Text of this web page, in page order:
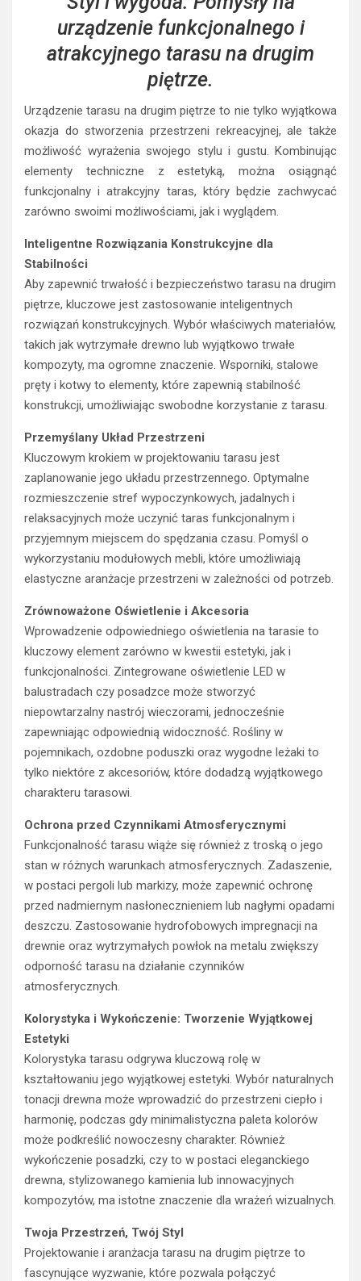
urządzenie funkcjonalnego i
atrakcyjnego tarasu na drugim
piętrze.
Urządzenie tarasu na drugim piętrze to nie tylko wyjątkowa
okazja do stworzenia przestrzeni rekreacyjnej, ale także
możliwość wyrażenia swojego stylu i gustu. Kombinując
elementy techniczne z estetyką, można osiągnąć
funkcjonalny i atrakcyjny taras, który będzie zachwycać
zarówno swoimi możliwościami, jak i wyglądem.
Inteligentne Rozwiązania Konstrukcyjne dla
Stabilności
Aby zapewnić trwałość i bezpieczeństwo tarasu na drugim
piętrze, kluczowe jest zastosowanie inteligentnych
rozwiązań konstrukcyjnych. Wybór właściwych materiałów,
takich jak wytrzymałe drewno lub wyjątkowo trwałe
kompozyty, ma ogromne znaczenie. Wsporniki, stalowe
pręty i kotwy to elementy, które zapewnią stabilność
konstrukcji, umożliwiając swobodne korzystanie z tarasu.
Przemyślany Układ Przestrzeni
Kluczowym krokiem w projektowaniu tarasu jest
zaplanowanie jego układu przestrzennego. Optymalne
rozmieszczenie stref wypoczynkowych, jadalnych i
relaksacyjnych może uczynić taras funkcjonalnym i
przyjemnym miejscem do spędzania czasu. Pomyśl o
wykorzystaniu modułowych mebli, które umożliwiają
elastyczne aranżacje przestrzeni w zależności od potrzeb.
Zrównoważone Oświetlenie i Akcesoria
Wprowadzenie odpowiedniego oświetlenia na tarasie to
kluczowy element zarówno w kwestii estetyki, jak i
funkcjonalności. Zintegrowane oświetlenie LED w
balustradach czy posadzce może stworzyć
niepowtarzalny nastrój wieczorami, jednocześnie
zapewniając odpowiednią widoczność. Rośliny w
pojemnikach, ozdobne poduszki oraz wygodne leżaki to
tylko niektóre z akcesoriów, które dodadzą wyjątkowego
charakteru tarasowi.
Ochrona przed Czynnikami Atmosferycznymi
Funkcjonalność tarasu wiąże się również z troską o jego
stan w różnych warunkach atmosferycznych. Zadaszenie,
w postaci pergoli lub markizy, może zapewnić ochronę
przed nadmiernym nasłonecznieniem lub nagłymi opadami
deszczu. Zastosowanie hydrofobowych impregnacji na
drewnie oraz wytrzymałych powłok na metalu zwiększy
odporność tarasu na działanie czynników
atmosferycznych.
Kolorystyka i Wykończenie: Tworzenie Wyjątkowej
Estetyki
Kolorystyka tarasu odgrywa kluczową rolę w
kształtowaniu jego wyjątkowej estetyki. Wybór naturalnych
tonacji drewna może wprowadzić do przestrzeni ciepło i
harmonię, podczas gdy minimalistyczna paleta kolorów
może podkreślić nowoczesny charakter. Również
wykończenie posadzki, czy to w postaci eleganckiego
drewna, stylizowanego kamienia lub innowacyjnych
kompozytów, ma istotne znaczenie dla wrażeń wizualnych.
Twoja Przestrzeń, Twój Styl
Projektowanie i aranżacja tarasu na drugim piętrze to
fascynujące wyzwanie, które pozwala połączyć